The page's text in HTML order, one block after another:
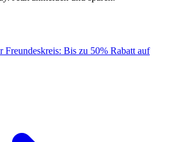
Freundeskreis: Bis zu 50% Rabatt auf